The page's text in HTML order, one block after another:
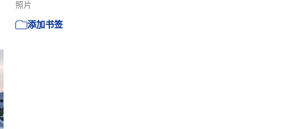
照片
添加书签